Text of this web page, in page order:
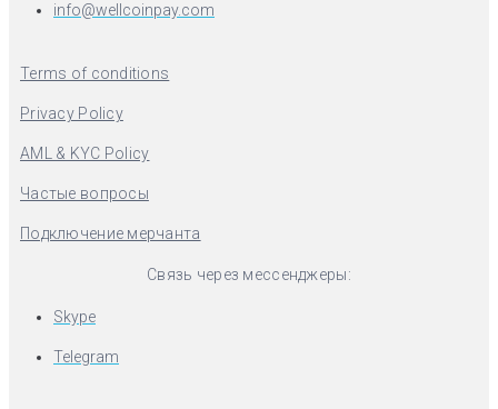
info@wellcoinpay.com
Terms of conditions
Privacy Policy
AML & KYC Policy
Частые вопросы
Подключение мерчанта
Связь через мессенджеры:
Skype
Telegram